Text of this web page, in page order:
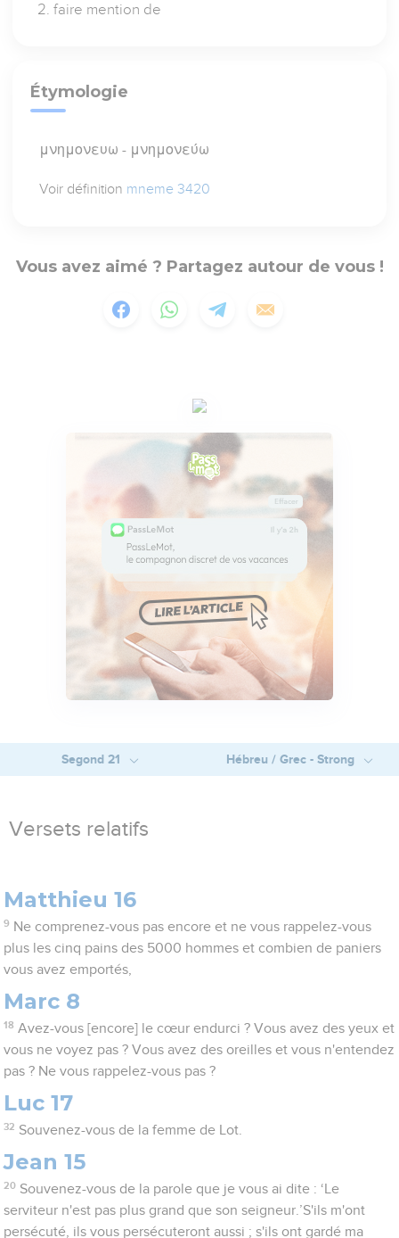
faire mention de
Étymologie
μνημονευω - μνημονεύω
Voir définition mneme 3420
Vous avez aimé ? Partagez autour de vous !
Segond 21 Hébreu / Grec - Strong
Versets relatifs
Matthieu 16
9 Ne comprenez-vous pas encore et ne vous rappelez-vous
plus les cinq pains des 5000 hommes et combien de paniers
vous avez emportés,
Marc 8
18 Avez-vous [encore] le cœur endurci ? Vous avez des yeux et
vous ne voyez pas ? Vous avez des oreilles et vous n'entendez
pas ? Ne vous rappelez-vous pas ?
Luc 17
32 Souvenez-vous de la femme de Lot.
Jean 15
20 Souvenez-vous de la parole que je vous ai dite : ‘Le
serviteur n'est pas plus grand que son seigneur.’S'ils m'ont
persécuté, ils vous persécuteront aussi ; s'ils ont gardé ma